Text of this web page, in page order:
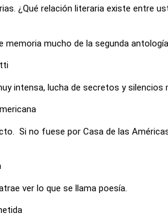
¿Qué relación literaria existe entre
memoria mucho de la segunda antología
intensa, lucha de secretos y
Si no fuese por Casa de las
ver lo que se llama poesía.